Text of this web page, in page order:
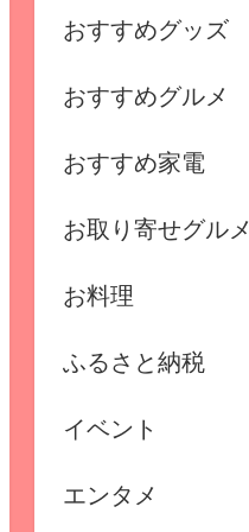
おすすめグッズ
おすすめグルメ
おすすめ家電
お取り寄せグルメ
お料理
ふるさと納税
イベント
エンタメ